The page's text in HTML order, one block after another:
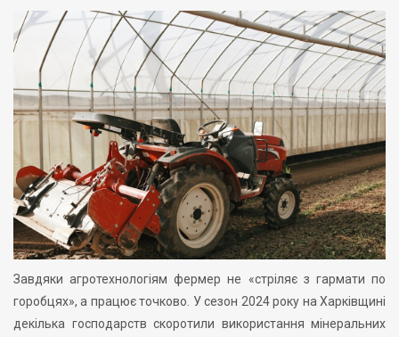
Завдяки агротехнологіям фермер не «стріляє з гармати по
горобцях», а працює точково. У сезон 2024 року на Харківщині
декілька господарств скоротили використання мінеральних